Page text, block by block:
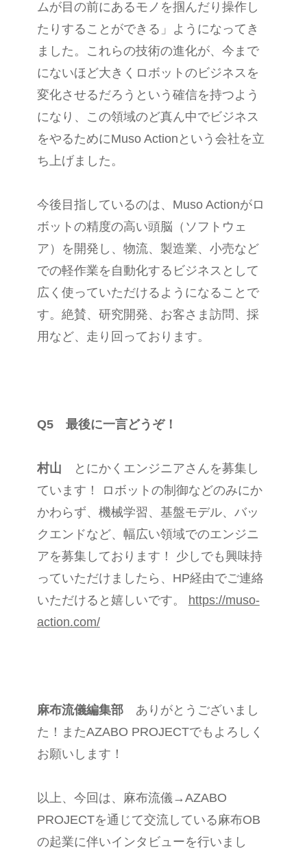
ムが目の前にあるモノを掴んだり操作し
たりすることができる」ようになってき
ました。これらの技術の進化が、今まで
にないほど大きくロボットのビジネスを
変化させるだろうという確信を持つよう
になり、この領域のど真ん中でビジネス
をやるためにMuso Actionという会社を立
ち上げました。
今後目指しているのは、Muso Actionがロ
ボットの精度の高い頭脳（ソフトウェ
ア）を開発し、物流、製造業、小売など
での軽作業を自動化するビジネスとして
広く使っていただけるようになることで
す。絶賛、研究開発、お客さま訪問、採
用など、走り回っております。
Q5 最後に一言どうぞ！
村山 とにかくエンジニアさんを募集し
ています！ ロボットの制御などのみにか
かわらず、機械学習、基盤モデル、バッ
クエンドなど、幅広い領域でのエンジニ
アを募集しております！ 少しでも興味持
っていただけましたら、HP経由でご連絡
いただけると嬉しいです。
https://muso-
action.com/
麻布流儀編集部 ありがとうございまし
た！またAZABO PROJECTでもよろしく
お願いします！
以上、今回は、麻布流儀→AZABO
PROJECTを通じて交流している麻布OB
の起業に伴いインタビューを行いまし